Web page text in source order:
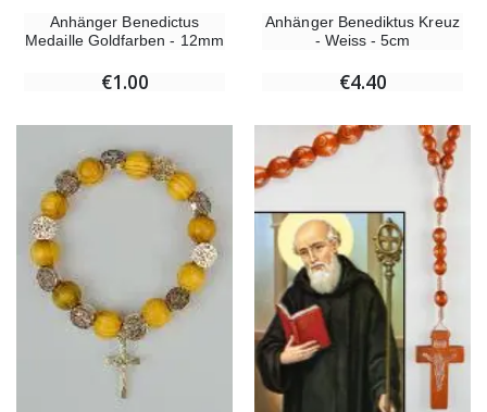
Anhänger Benedictus
Medaille Goldfarben - 12mm
€1.00
Anhänger Benediktus Kreuz
- Weiss - 5cm
€4.40